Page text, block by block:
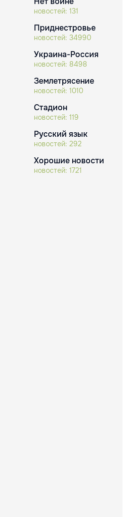
новостей: 131
Приднестровье
новостей: 34990
Украина-Россия
новостей: 8498
Землетрясение
новостей: 1010
Стадион
новостей: 119
Русский язык
новостей: 292
Хорошие новости
новостей: 1721